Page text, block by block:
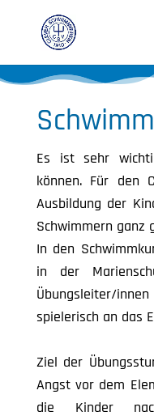
Es ist sehr
können. Für den
Ausbildung der
Schwimmern ganz
In den
in der
Übungsleiter/
spielerisch an das
Ziel der
Angst vor dem
die Kinder